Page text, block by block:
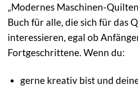
„Modernes Maschinen-
Buch für alle, die sich für das
interessieren, egal ob
Fortgeschrittene. Wenn du:
gerne kreativ bist und